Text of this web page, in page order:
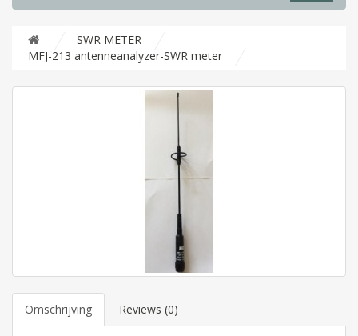
SWR METER
MFJ-213 antenneanalyzer-SWR meter
Omschrijving Reviews (0)